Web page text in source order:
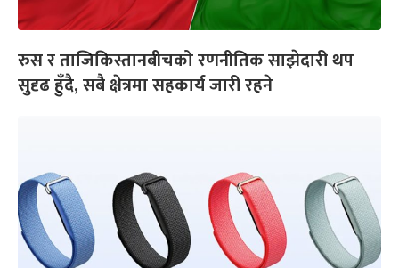
रुस र ताजिकिस्तानबीचको रणनीतिक साझेदारी थप
सुदृढ हुँदै, सबै क्षेत्रमा सहकार्य जारी रहने